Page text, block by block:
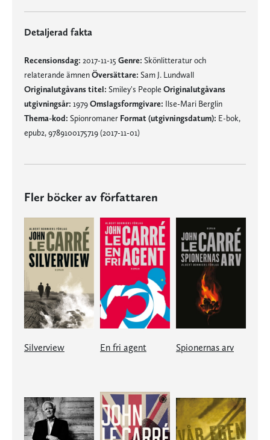
Detaljerad fakta
Recensionsdag: 2017-11-15 Genre: Skönlitteratur och
relaterande ämnenÖversättare: Sam J. Lundwall
Originalutgåvans titel: Smiley's People Originalutgåvans
utgivningsår: 1979Omslagsformgivare: Ilse-Mari Berglin
Thema-kod: Spionromaner Format (utgivningsdatum): E-bok,
epub2, 9789100175719 (2017-11-01)
Fler böcker av författaren
Silverview En fri agent Spionernas arv